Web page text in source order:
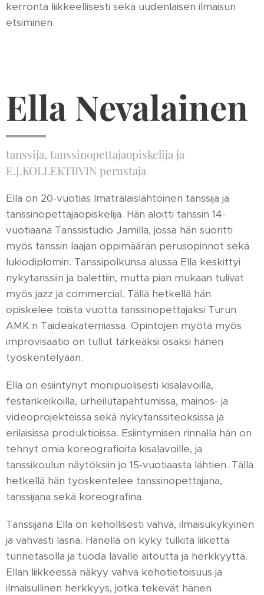
kerronta liikkeellisesti sekä uudenlaisen ilmaisun
etsiminen.
Ella Nevalainen
tanssija, tanssinopettajaopiskelija ja
E.J.KOLLEKTIIVIN perustaja
Ella on 20-vuotias Imatralaislähtöinen tanssija ja
tanssinopettajaopiskelija. Hän aloitti tanssin 14-
vuotiaana Tanssistudio Jamilla, jossa hän suoritti
myös tanssin laajan oppimäärän perusopinnot sekä
lukiodiplomin. Tanssipolkunsa alussa Ella keskittyi
nykytanssiin ja balettiin, mutta pian mukaan tulivat
myös jazz ja commercial. Tällä hetkellä hän
opiskelee toista vuotta tanssinopettajaksi Turun
AMK:n Taideakatemiassa. Opintojen myötä myös
improvisaatio on tullut tärkeäksi osaksi hänen
työskentelyään.
Ella on esiintynyt monipuolisesti kisalavoilla,
festarikeikoilla, urheilutapahtumissa, mainos- ja
videoprojekteissa sekä nykytanssiteoksissa ja
erilaisissa produktioissa. Esiintymisen rinnalla hän on
tehnyt omia koreografioita kisalavoille, ja
tanssikoulun näytöksiin jo 15-vuotiaasta lähtien. Tällä
hetkellä hän työskentelee tanssinopettajana,
tanssijana sekä koreografina.
Tanssijana Ella on kehollisesti vahva, ilmaisukykyinen
ja vahvasti läsnä. Hänellä on kyky tulkita liikettä
tunnetasolla ja tuoda lavalle aitoutta ja herkkyyttä.
Ellan liikkeessä näkyy vahva kehotietoisuus ja
ilmaisullinen herkkyys, jotka tekevät hänen